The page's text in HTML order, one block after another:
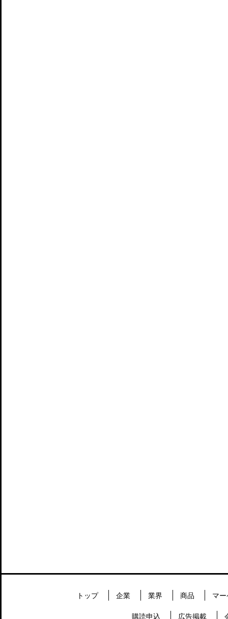
トップ 企業 業界 商品 マ
購読申込 広告掲載